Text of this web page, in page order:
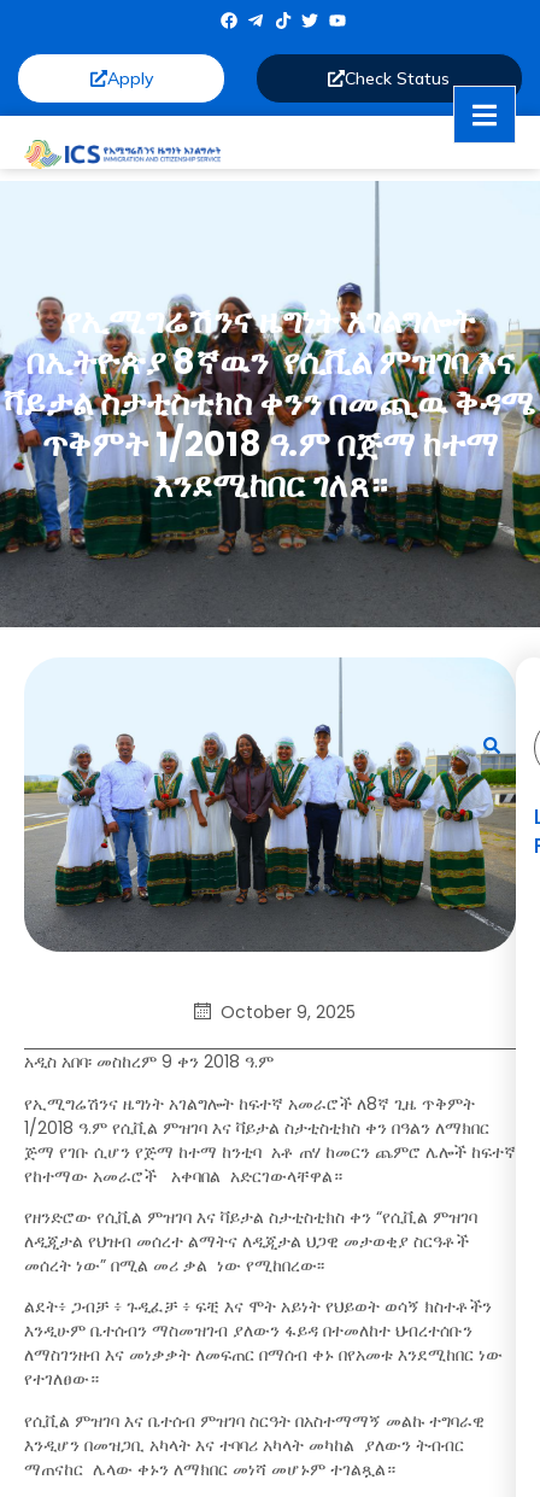
Apply Check Status
የኢሚግሬሽንና ዜግነት አገልግሎት
በኢትዮጵያ 8ኛዉን የሲቪል ምዝገባ እና
ቫይታል ስታቲስቲክስ ቀንን በመጪዉ ቅዳሜ
ጥቅምት 1/2018 ዓ.ም በጅማ ከተማ
እንደሚከበር ገለጸ።
October 9, 2025
አዲስ አበባ፡ መስከረም 9 ቀን 2018 ዓ.ም
የኢሚግሬሽንና ዜግነት አገልግሎት ከፍተኛ አመራሮች ለ8ኛ ጊዜ ጥቅምት
1/2018 ዓ.ም የሲቪል ምዝገባ እና ቫይታል ስታቲስቲክስ ቀን በዓልን ለማክበር
ጅማ የገቡ ሲሆን የጅማ ከተማ ከንቲባ አቶ ጠሃ ከመርን ጨምሮ ሌሎች ከፍተኛ
የከተማው አመራሮች አቀባበል አድርገውላቸዋል።
የዘንድሮው የሲቪል ምዝገባ እና ቫይታል ስታቲስቲክስ ቀን “የሲቪል ምዝገባ
ለዲጂታል የህዝብ መሰረተ ልማትና ለዲጂታል ህጋዊ መታወቂያ ስርዓቶች
መሰረት ነው” በሚል መሪ ቃል ነው የሚከበረው፡፡
ልደት፥ ጋብቻ ፥ ጉዲፈቻ ፥ ፍቺ እና ሞት አይነት የህይወት ወሳኝ ክስተቶችን
እንዲሁም ቤተሰብን ማስመዝገብ ያለውን ፋይዳ በተመለከተ ህብረተሰቡን
ለማስገንዘብ እና መነቃቃት ለመፍጠር በማሰብ ቀኑ በየአመቱ እንደሚከበር ነው
የተገለፀው።
የሲቪል ምዝገባ እና ቤተሰብ ምዝገባ ስርዓት በአስተማማኝ መልኩ ተግባራዊ
እንዲሆን በመዝጋቢ አካላት እና ተባባሪ አካላት መካከል ያለውን ትብብር
ማጠናከር ሌላው ቀኑን ለማክበር መነሻ መሆኑም ተገልጿል።